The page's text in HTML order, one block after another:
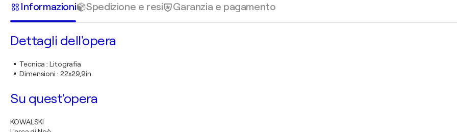
Informazioni Spedizione e resi Garanzia e pagamento
Dettagli dell'opera
Tecnica :Litografia
Dimensioni : 22x29,9in
Su quest'opera
KOWALSKI